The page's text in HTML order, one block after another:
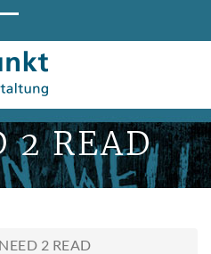
2 READ
2 READ